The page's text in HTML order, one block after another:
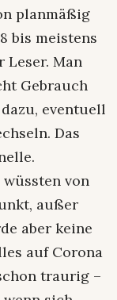
planmäßig
bis meistens
Leser. Man
Gebrauch
eventuell
Das
von
außer
aber keine
auf Corona
traurig –